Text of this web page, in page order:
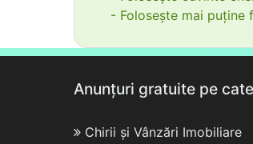
- Folosește mai puține
Anunțuri gratuite pe
Chirii și Vânzări Imobiliare